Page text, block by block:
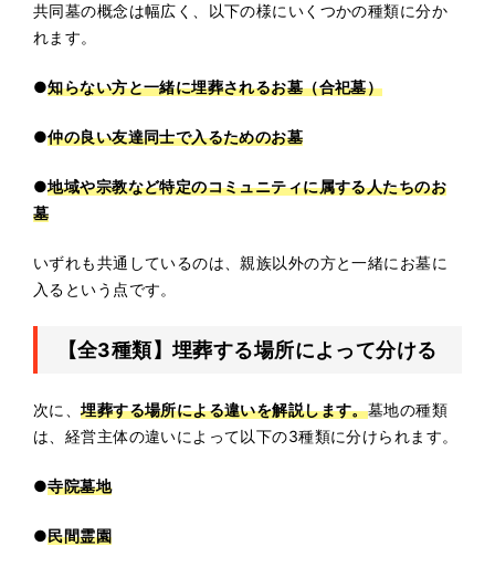
共同墓の概念は幅広く、以下の様にいくつかの種類に分か
れます。
●知らない方と一緒に埋葬されるお墓（合祀墓）
●仲の良い友達同士で入るためのお墓
●地域や宗教など特定のコミュニティに属する人たちのお
墓
いずれも共通しているのは、親族以外の方と一緒にお墓に
入るという点です。
【全3種類】埋葬する場所によって分ける
次に、埋葬する場所による違いを解説します。墓地の種類
は、経営主体の違いによって以下の3種類に分けられます。
●寺院墓地
●民間霊園